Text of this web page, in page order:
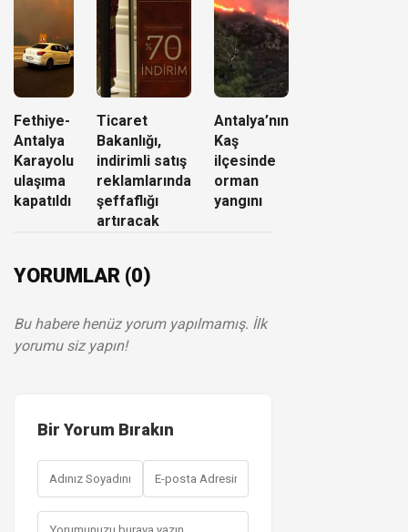
Fethiye-
Antalya
Karayolu
ulaşıma
kapatıldı
Ticaret
Bakanlığı,
indirimli satış
reklamlarında
şeffaflığı
artıracak
Antalya’nın
Kaş
ilçesinde
orman
yangını
YORUMLAR (0)
Bu habere henüz yorum yapılmamış. İlk
yorumu siz yapın!
Bir Yorum Bırakın